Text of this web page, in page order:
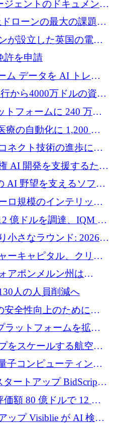
ジェントのドキュメント
化するために 47 万ユー
ローンの最大の課題の
しているか
が設立した英国の電池
が 465 万ポンドを
許を申請
ム データを AI トレー
700 万ポンドを獲得
から4000万ドルの資金
を突破
トフォームに 240 万ド
療の自動化に 1,200 万
ネクト技術の進歩に向
シードラウンドを終了
AI 開発を支援するため
AI 野望を支えるソフト
ロ規模のインテリック
ンにソフトウェアファ
億ドルを調達、IQM が
の欧州量子企業とな
ートアップ資金調達
小さなラウンド: 2026
トアップ資金調達
ーキャピタル、クリメ
気候変動対策ハードウ
ローズで6,000万ユーロ
アポンメルン州は
開し、オープンソース
人の人員削減へ
安全性向上のために
1,000 ユーロを調達
ラットフォームを拡張
で 2,000 万ドルを確保
をスケールする航空イ
学ぶ
子コンピューティング
の主要取引所に上場
ートアップ BidScript
100 万ドルを突破
価額 80 億ドルで 12 億
ップ Visiblie が AI 検索